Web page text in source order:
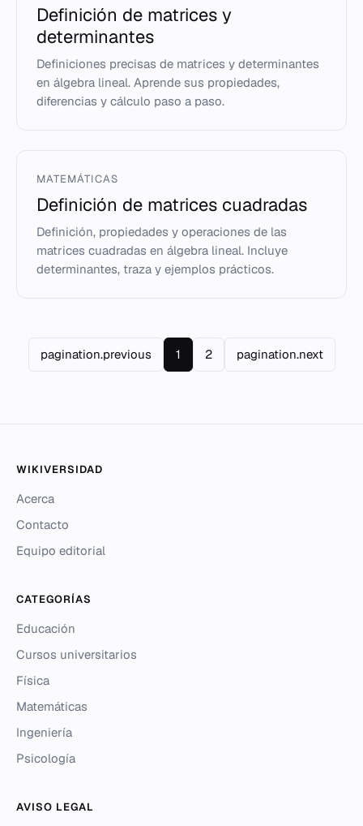
Definición de matrices y
determinantes
Definiciones precisas de matrices y determinantes
en álgebra lineal. Aprende sus propiedades,
diferencias y cálculo paso a paso.
MATEMÁTICAS
Definición de matrices cuadradas
Definición, propiedades y operaciones de las
matrices cuadradas en álgebra lineal. Incluye
determinantes, traza y ejemplos prácticos.
pagination.previous 1 2 pagination.next
WIKIVERSIDAD
Acerca
Contacto
Equipo editorial
CATEGORÍAS
Educación
Cursos universitarios
Física
Matemáticas
Ingeniería
Psicología
AVISO LEGAL